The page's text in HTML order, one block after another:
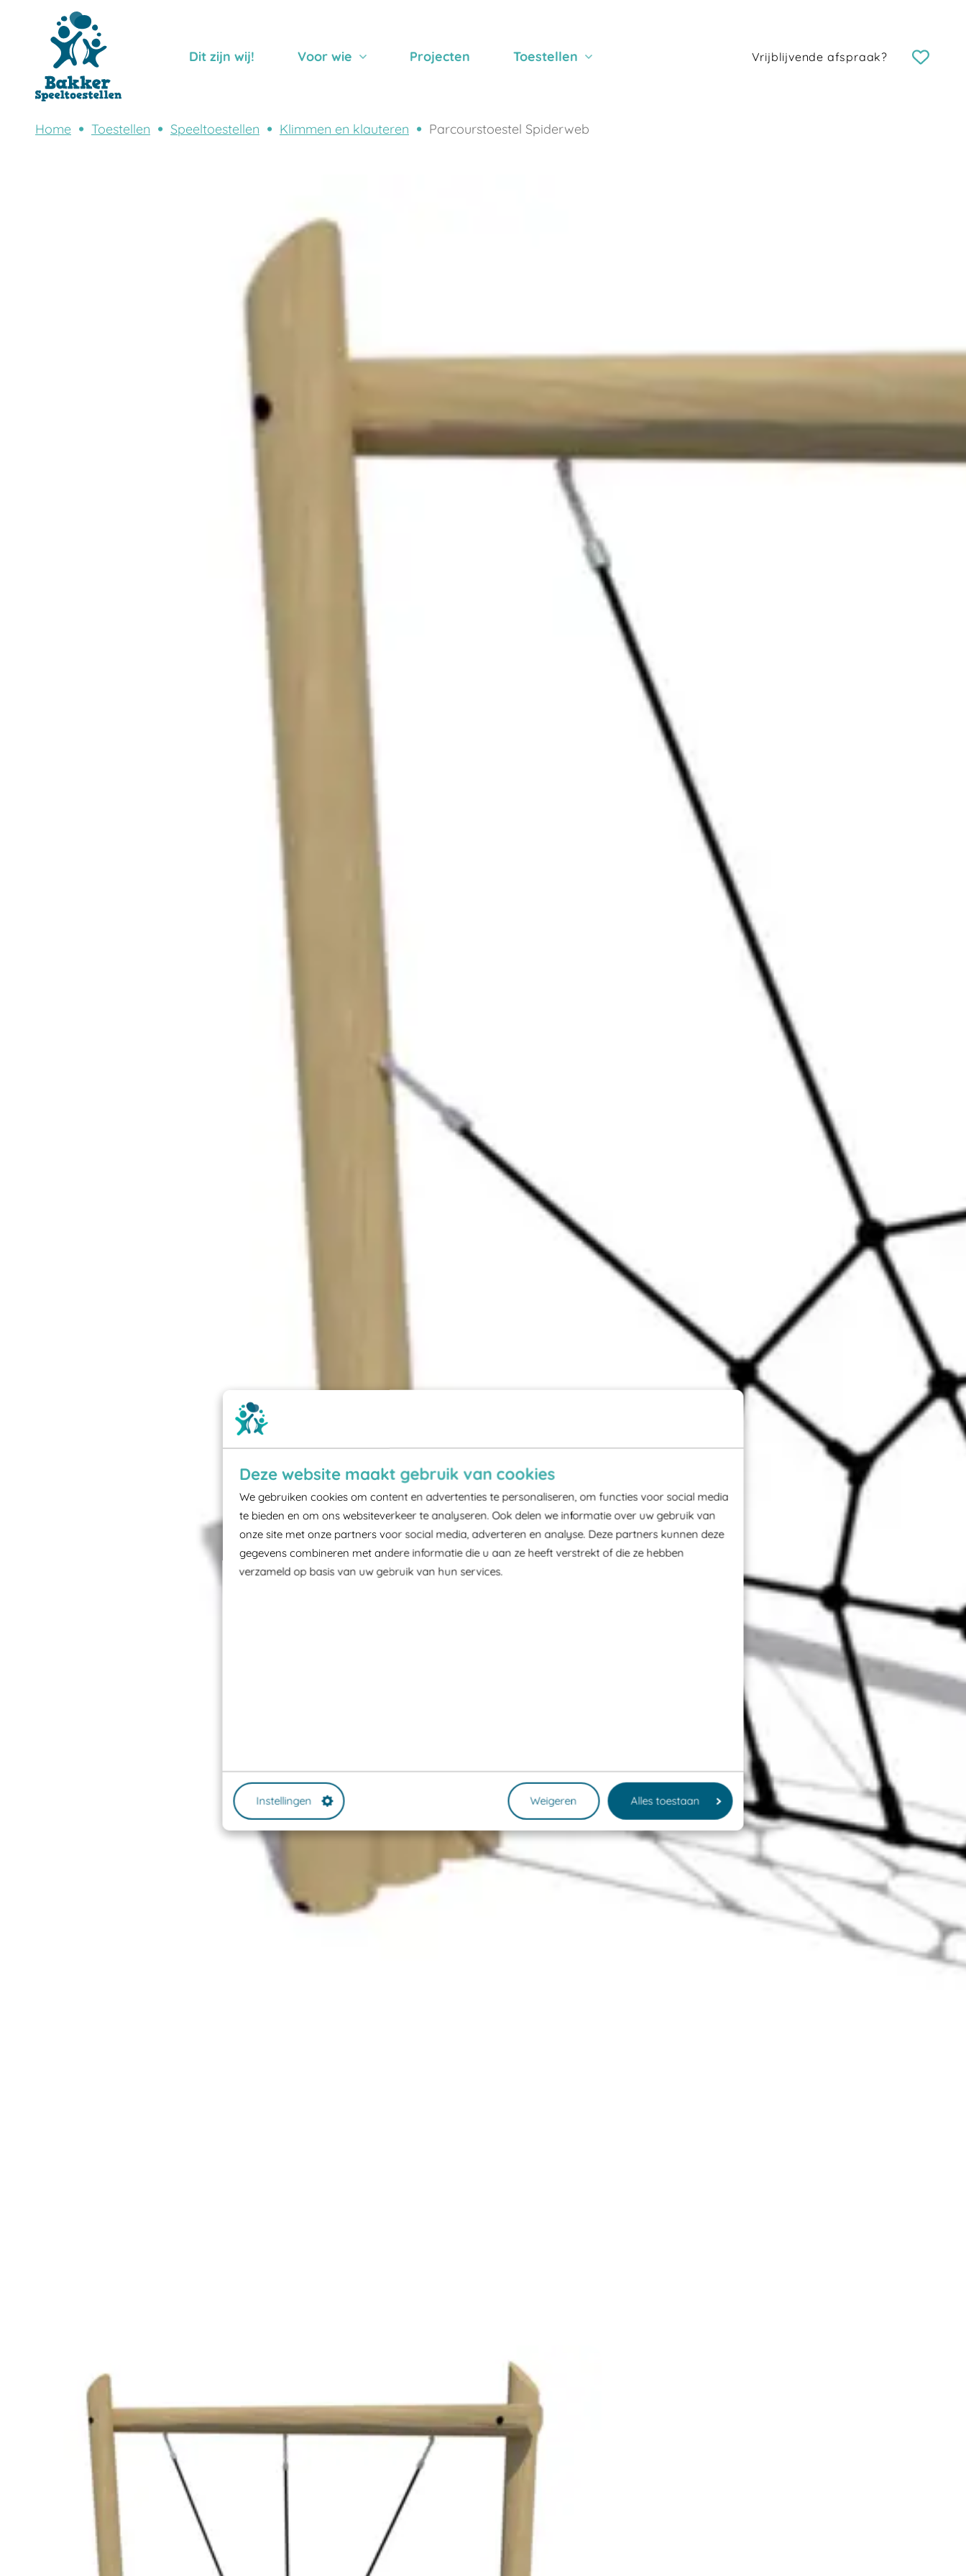
Deze website maakt gebruik van cookies
We gebruiken cookies om content en advertenties te personaliseren, om functies voor social media
te bieden en om ons websiteverkeer te analyseren. Ook delen we informatie over uw gebruik van
onze site met onze partners voor social media, adverteren en analyse. Deze partners kunnen deze
gegevens combineren met andere informatie die u aan ze heeft verstrekt of die ze hebben
verzameld op basis van uw gebruik van hun services.
Instellingen Weigeren Alles toestaan
Dit zijn wij! Voor wie Projecten Toestellen Vrijblijvende afspraak?
Home Toestellen Speeltoestellen Klimmen en klauteren Parcourstoestel Spiderweb